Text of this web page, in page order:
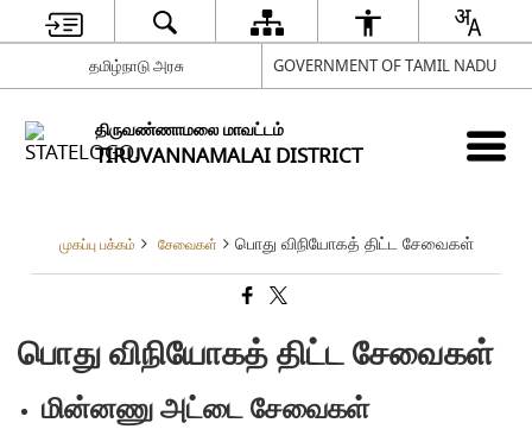
தமிழ்நாடு அரசு GOVERNMENT OF TAMIL NADU
திருவண்ணாமலை மாவட்டம்
TIRUVANNAMALAI DISTRICT
முகப்பு பக்கம் சேவைகள் பொது விநியோகத் திட்ட சேவைகள்
பொது விநியோகத் திட்ட சேவைகள்
மின்னணு அட்டை சேவைகள்